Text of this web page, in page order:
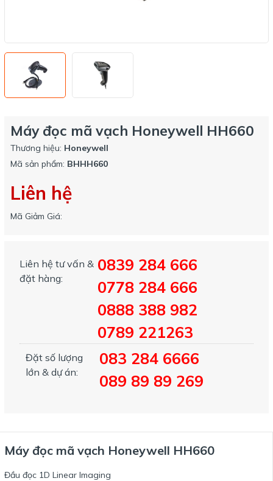
Máy đọc mã vạch Honeywell HH660
Thương hiệu: Honeywell
Mã sản phẩm: BHHH660
Liên hệ
Mã Giảm Giá:
Liên hệ tư vấn &
đặt hàng:
0839 284 666
0778 284 666
0888 388 982
0789 221263
Đặt số lượng
lớn & dự án:
083 284 6666
089 89 89 269
Máy đọc mã vạch Honeywell HH660
Đầu đọc 1D Linear Imaging